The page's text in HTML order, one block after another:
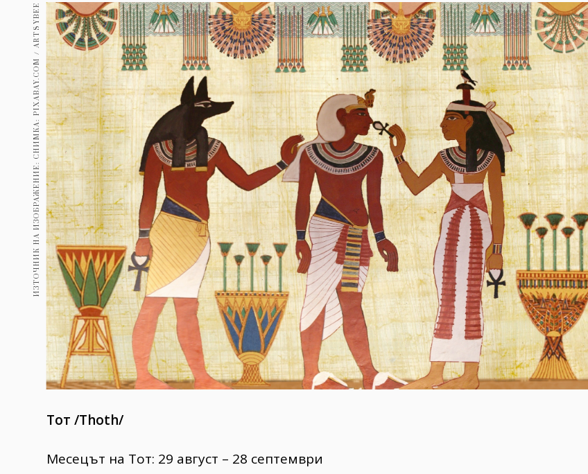
Пътувай 237
Здраве 389
Gentlemen
382
Wellness 1817
ПОСЛЕДВАЙТЕ
НИ
ИЗТОЧНИК НА ИЗОБРАЖЕНИЕ: СНИМКА: PIXABAY.COM / ARTSYBEE
Тот /Thoth/
Месецът на Тот: 29 август – 28 септември